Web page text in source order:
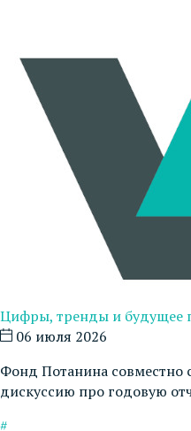
Цифры, тренды и будущее
06 июля 2026
Фонд Потанина совместно
дискуссию про годовую
#